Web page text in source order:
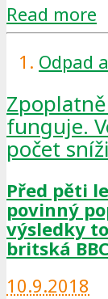
Read more
Odpad
funguje.
počet
Před pěti
povinný
výsledky
britská
10.9.2018